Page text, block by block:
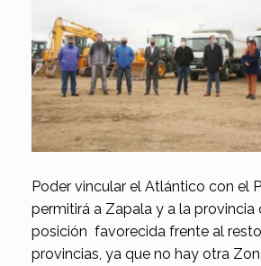
Poder vincular el Atlántico con el
permitirá a Zapala y a la provincia
posición favorecida frente al
provincias, ya que no hay otra